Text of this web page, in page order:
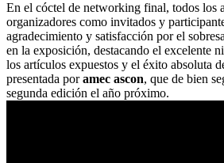
En el cóctel de networking final, todos los
organizadores como invitados y
agradecimiento y satisfacción por el
en la exposición, destacando el excelente
los artículos expuestos y el éxito absoluta
presentada poramec ascon, que de bien
segunda edición el año próximo.